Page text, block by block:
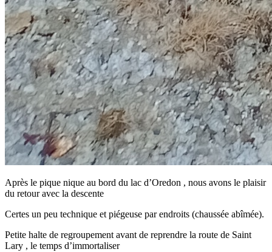
Après le pique nique au bord du lac d’Oredon , nous avons le plaisir
du retour avec la descente
Certes un peu technique et piégeuse par endroits (chaussée abîmée).
Petite halte de regroupement avant de reprendre la route de Saint
Lary , le temps d’immortaliser